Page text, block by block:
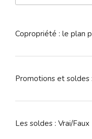
Copropriété : le plan
Promotions et soldes
Les soldes : Vrai/Faux